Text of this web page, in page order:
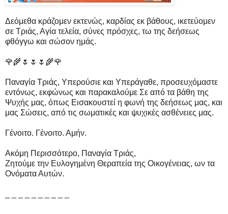
Δεόμεθα κράζομεν εκτενώς, καρδίας εκ βάθους, ικετεύομεν
σε Τριάς, Αγία τελεία, σύνες πρόσχες, τω της δεήσεως
φθόγγω και σώσον ημάς.
🌹🌾🌷🌷🌷🌾🌹
Παναγία Τριάς, Υπερούσιε και Υπεράγαθε, προσευχόμαστε
εντόνως, εκφώνως και παρακαλούμε Σε από τα βάθη της
Ψυχής μας, όπως Εισακουστεί η φωνή της δεήσεως μας, και
μας Σώσεις, από τις σωματικές και ψυχικές ασθένειες μας.
Γένοιτο. Γένοιτο. Αμήν.
Ακόμη Περισσότερο, Παναγία Τριάς,
Ζητούμε την Ευλογημένη Θεραπεία της Οικογένειας, ων τα
Ονόματα Αυτών.